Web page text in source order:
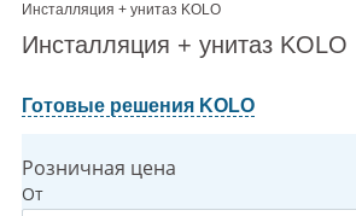
Инсталляция + унитаз KOLO
Инсталляция + унитаз KOLO
Готовые решения KOLO
Розничная цена
От